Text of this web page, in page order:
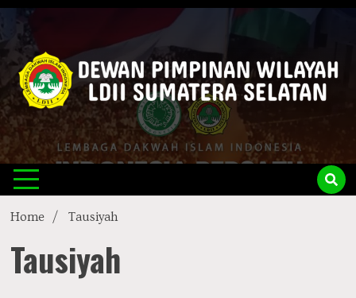
Skip
content
LDII
Sumsel
Official Website
Home Tausiyah
Tausiyah